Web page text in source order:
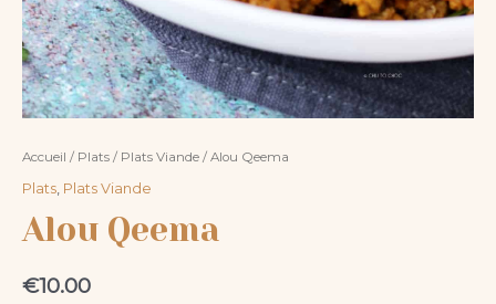
Accueil / Plats / Plats Viande / Alou Qeema
Plats Plats Viande
Alou Qeema
€10.00